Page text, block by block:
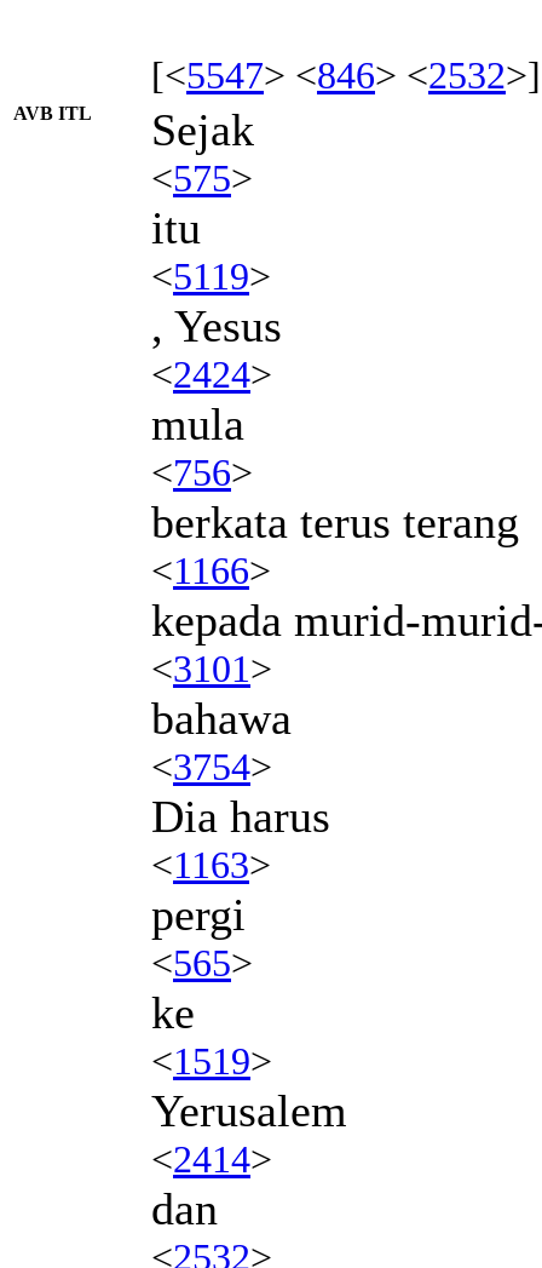
[<5547> <846> <2532>]
AVB ITL Sejak
<575>
itu
<5119>
, Yesus
<2424>
mula
<756>
berkata terus terang
<1166>
kepada murid-
<3101>
bahawa
<3754>
Dia harus
<1163>
pergi
<565>
ke
<1519>
Yerusalem
<2414>
dan
<2532>